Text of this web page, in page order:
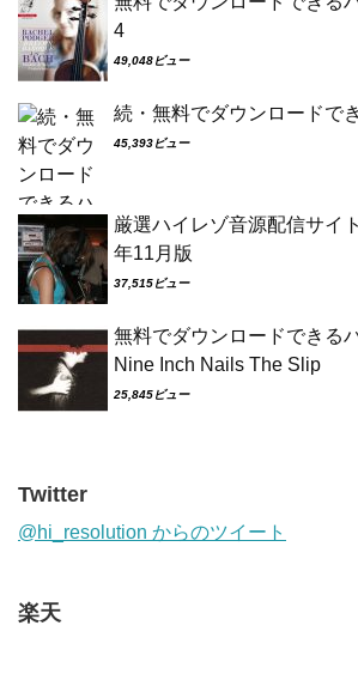
4
49,048ビュー
続・無料でダウンロードで
45,393ビュー
厳選ハイレゾ音源配信サ
年11月版
37,515ビュー
無料でダウンロードでき
Nine Inch Nails The Slip
25,845ビュー
Twitter
@hi_resolution からのツイート
楽天